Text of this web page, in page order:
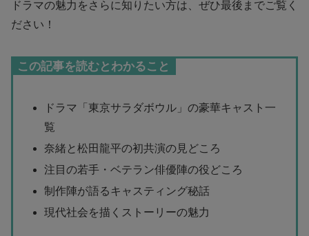
ドラマの魅力をさらに知りたい方は、ぜひ最後までご覧く
ださい！
この記事を読むとわかること
ドラマ「東京サラダボウル」の豪華キャスト一
覧
奈緒と松田龍平の初共演の見どころ
注目の若手・ベテラン俳優陣の役どころ
制作陣が語るキャスティング秘話
現代社会を描くストーリーの魅力